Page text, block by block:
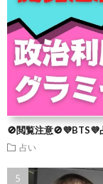
🚫閲覧注意🚫💜BTS💜
占い